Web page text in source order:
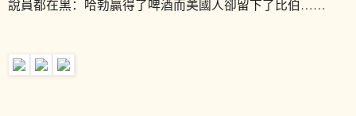
說員都在黑：哈勃贏得了啤酒而美國人卻留下了比伯……